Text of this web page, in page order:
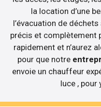
la location d’une
l’évacuation de
précis et complètement
rapidement et n’aurez
pour que notre
envoie un chauffeur
luce , pour